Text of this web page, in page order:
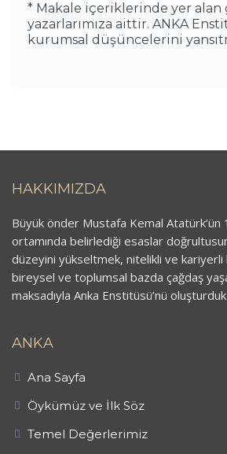
* Makale içeriklerinde yer alan
yazarlarımıza aittir. ANKA
kurumsal düşüncelerini
HAKKIMIZDA
Büyük önder Mustafa Kemal Atatürk’ün
ortamında belirlediği esaslar
düzeyini yükseltmek, nitelikli ve
bireysel ve toplumsal bazda çağdaş
maksadıyla Anka Enstitüsü’nü oluşturduk.
ANKA
Ana Sayfa
Öykümüz ve İlk Söz
Temel Değerlerimiz